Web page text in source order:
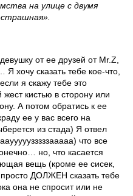
на улице с двумя
от ее друзей от Mr.Z,
хочу сказать тебе кое-что,
я скажу тебе это
кистью в сторону или
А потом обратись к ее
ее у вас всего на
из стада) Я отвел
что все
но, что касается
вещь (кроме ее сисек,
ДОЛЖЕН сказать тебе
она не спросит или не